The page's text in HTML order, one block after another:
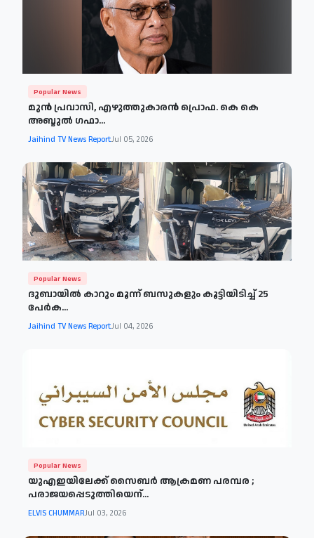
Popular News
മുന്‍ പ്രവാസി, എഴുത്തുകാരന്‍ പ്രൊഫ. കെ കെ
അബ്ദുല്‍ ഗഫാ...
Jaihind TV News ReportJul 05, 2026
Popular News
ദുബായില്‍ കാറും മൂന്ന് ബസുകളും കൂട്ടിയിടിച്ച് 25
പേര്‍ക...
Jaihind TV News ReportJul 04, 2026
Popular News
യുഎഇയിലേക്ക് സൈബര്‍ ആക്രമണ പരമ്പര ;
പരാജയപ്പെടുത്തിയെന്...
ELVIS CHUMMARJul 03, 2026